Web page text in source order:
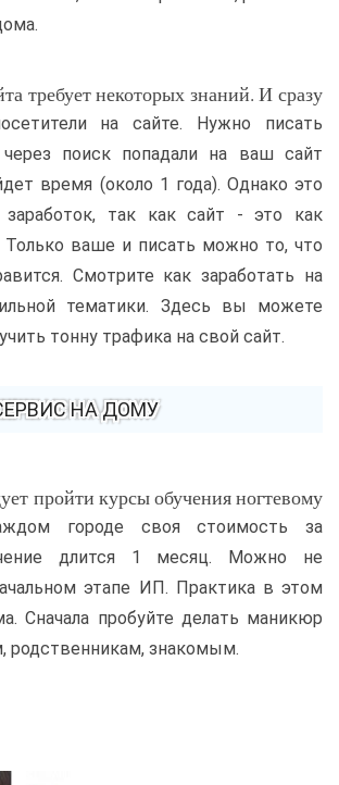
требует некоторых знаний. И сразу
на сайте. Нужно писать
поиск попадали на ваш сайт
время (около 1 года). Однако это
так как сайт - это как
ваше и писать можно то, что
Смотрите как заработать на
тематики. Здесь вы можете
тонну трафика на свой сайт.
НА ДОМУ
пройти курсы обучения ногтевому
городе своя стоимость за
длится 1 месяц. Можно не
этапе ИП. Практика в этом
Сначала пробуйте делать маникюр
родственникам, знакомым.